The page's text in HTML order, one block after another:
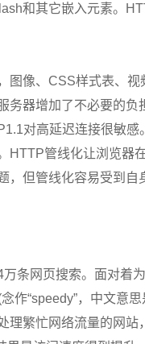
和其它嵌入元素。
图像、CSS样式表、
务器增加了不必要的
对高延迟连接很敏
HTTP管线化让浏览器
，但管线化容易受到
条网页搜索。面对着
作“speedy”，中文意
理繁忙网络流量的网